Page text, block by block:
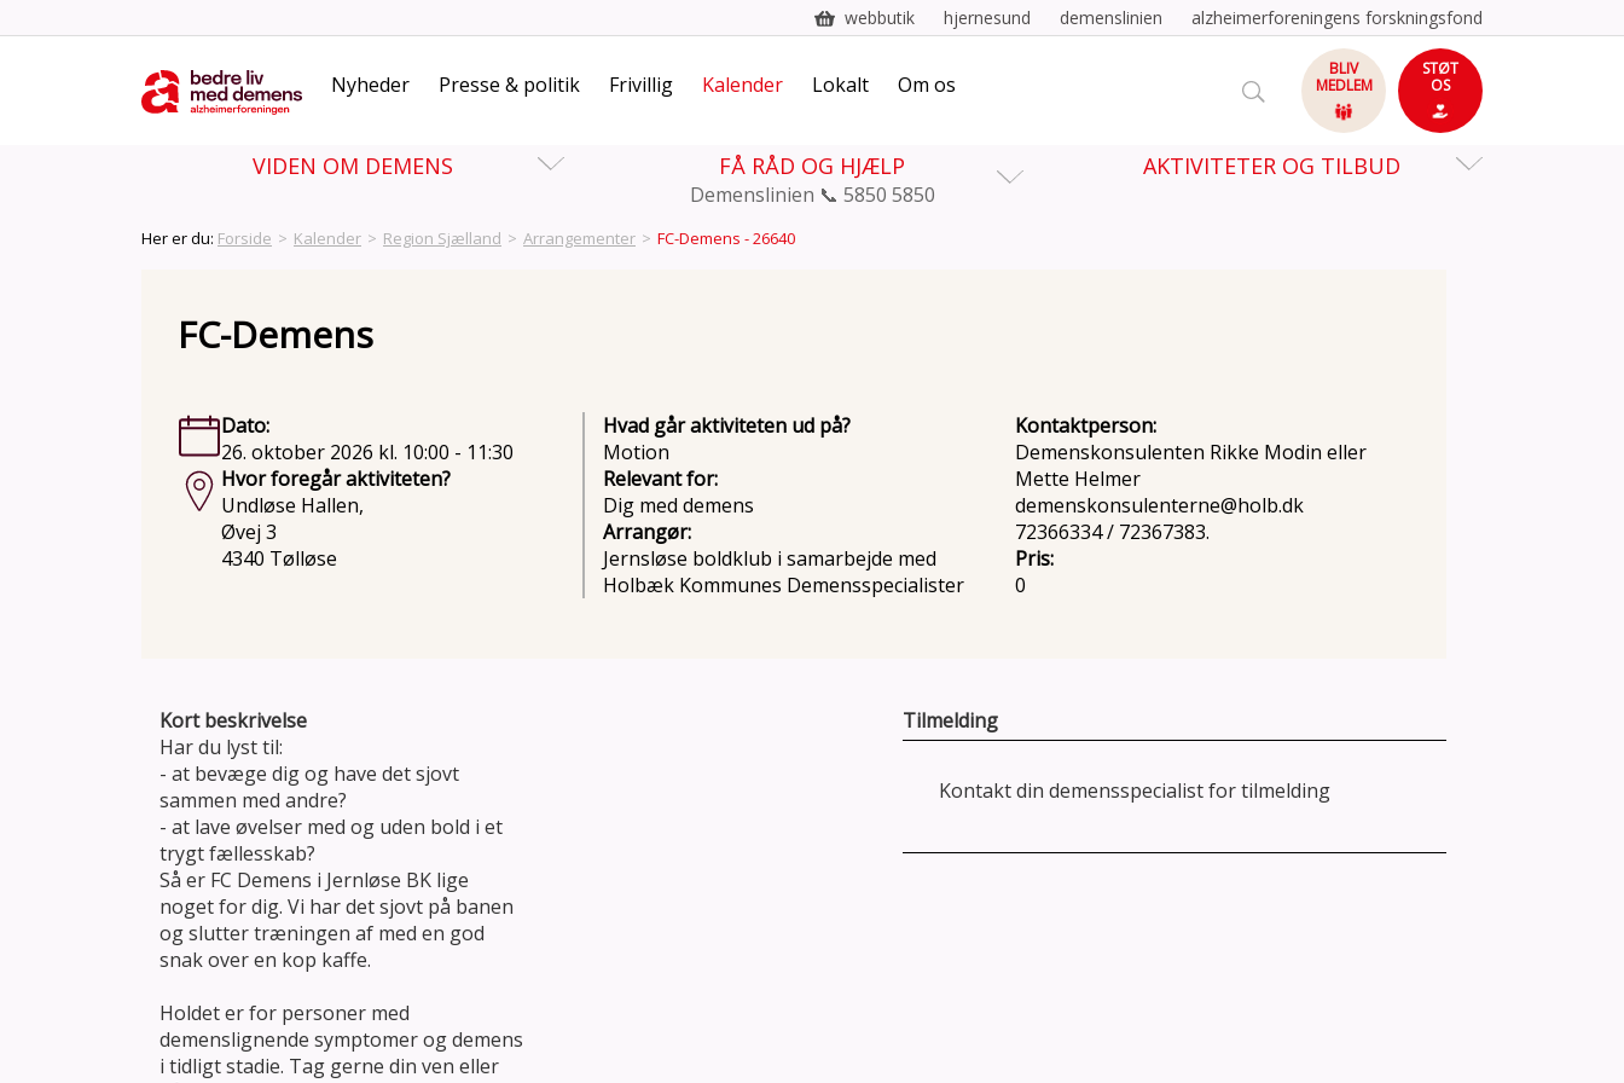
webbutik hjernesund demenslinien alzheimerforeningens forskningsfond
Nyheder Presse & politik Frivillig Kalender Lokalt Om os
BLIV
MEDLEM
STØT
OS
VIDEN OM DEMENS FÅ RÅD OG HJÆLP
Demenslinien 📞 5850 5850
AKTIVITETER OG TILBUD
Her er du: Forside > Kalender > Region Sjælland > Arrangementer > FC-Demens - 26640
FC-Demens
Dato:
26. oktober 2026 kl. 10:00 - 11:30
Hvor foregår aktiviteten?
Undløse Hallen,
Øvej 3
4340 Tølløse
Hvad går aktiviteten ud på?
Motion
Relevant for:
Dig med demens
Arrangør:
Jernsløse boldklub i samarbejde med
Holbæk Kommunes Demensspecialister
Kontaktperson:
Demenskonsulenten Rikke Modin eller
Mette Helmer
demenskonsulenterne@holb.dk
72366334 / 72367383.
Pris:
0
Kort beskrivelse
Har du lyst til:
- at bevæge dig og have det sjovt
sammen med andre?
- at lave øvelser med og uden bold i et
trygt fællesskab?
Så er FC Demens i Jernløse BK lige
noget for dig. Vi har det sjovt på banen
og slutter træningen af med en god
snak over en kop kaffe.
Holdet er for personer med
demenslignende symptomer og demens
i tidligt stadie. Tag gerne din ven eller
Tilmelding
Kontakt din demensspecialist for tilmelding